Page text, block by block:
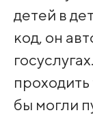
детей в
код, он
бы могли